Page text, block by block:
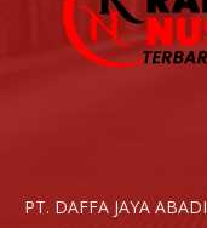
PT. DAFFA JAYA ABADI